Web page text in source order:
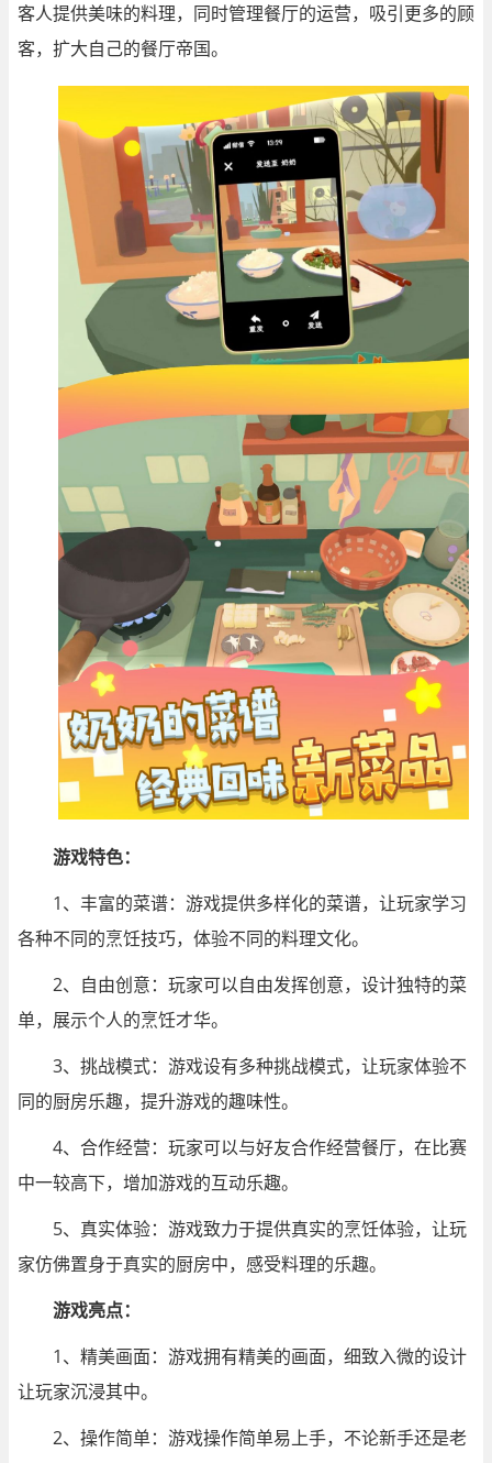
客人提供美味的料理，同时管理餐厅的运营，吸引更多的顾
客，扩大自己的餐厅帝国。
游戏特色：
1、丰富的菜谱：游戏提供多样化的菜谱，让玩家学习
各种不同的烹饪技巧，体验不同的料理文化。
2、自由创意：玩家可以自由发挥创意，设计独特的菜
单，展示个人的烹饪才华。
3、挑战模式：游戏设有多种挑战模式，让玩家体验不
同的厨房乐趣，提升游戏的趣味性。
4、合作经营：玩家可以与好友合作经营餐厅，在比赛
中一较高下，增加游戏的互动乐趣。
5、真实体验：游戏致力于提供真实的烹饪体验，让玩
家仿佛置身于真实的厨房中，感受料理的乐趣。
游戏亮点：
1、精美画面：游戏拥有精美的画面，细致入微的设计
让玩家沉浸其中。
2、操作简单：游戏操作简单易上手，不论新手还是老